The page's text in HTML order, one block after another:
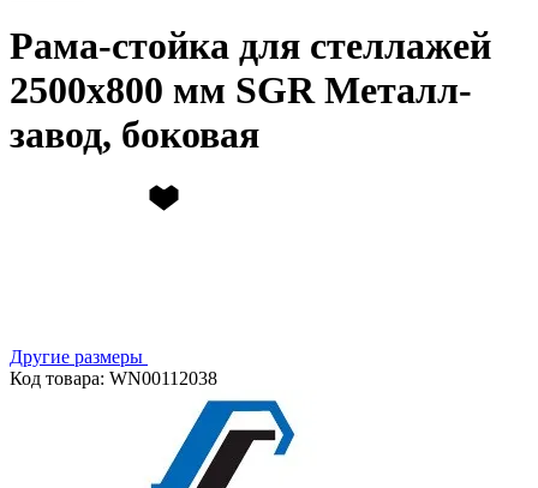
Рама-стойка для стеллажей
2500х800 мм SGR Металл-
завод, боковая
Другие размеры
Код товара: WN00112038